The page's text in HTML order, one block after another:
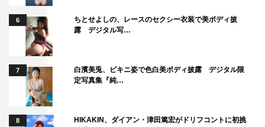
6
ちとせよしの、レースのセクシー衣装で美ボディ披
露 デジタル写…
7
白濱美兎、ビキニ姿で色白美ボディ披露 デジタル限
定写真集『純…
8
HIKAKIN、ダイアン・津田篤宏がドリフコントに初挑